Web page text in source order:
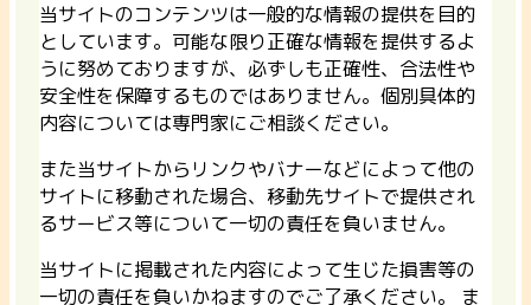
当サイトのコンテンツは一般的な情報の提供を目的
としています。可能な限り正確な情報を提供するよ
うに努めておりますが、必ずしも正確性、合法性や
安全性を保障するものではありません。個別具体的
内容については専門家にご相談ください。
また当サイトからリンクやバナーなどによって他の
サイトに移動された場合、移動先サイトで提供され
るサービス等について一切の責任を負いません。
当サイトに掲載された内容によって生じた損害等の
一切の責任を負いかねますのでご了承ください。 ま